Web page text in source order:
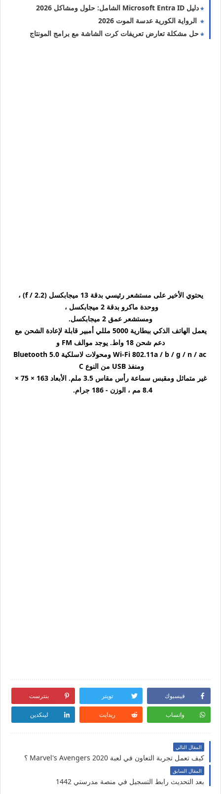
دليل Microsoft Entra ID الشامل: حلول ومشاكل 2026
الرواية الكورية عدسة الموت 2026
حل مشكلة تعارض تعريفات كرت الشاشة مع برامج المونتاج
يحتوي الأخير على مستشعر رئيسي بدقة 13 ميجابكسل (f / 2.2) ،
ووحدة ماكرو بدقة 2 ميجابكسل ،
ومستشعر عمق 2 ميجابكسل.
يعمل الهاتف الذكي ببطارية 5000 مللي أمبير قابلة لإعادة الشحن مع
دعم شحن 18 واط. يوجد موالف FM و
Wi-Fi 802.11a / b / g / n / ac ومحولات لاسلكية Bluetooth 5.0
ومنفذ USB من النوع C
غير متماثل ومقبس سماعة رأس مقاس 3.5 ملم. الأبعاد 163 × 75 ×
8.4 مم ، الوزن - 186 جرام.
فيسبوك تويتر بنترست
واتساب ريدايت لينكدين
المقال التالي
كيف تعمل تجربة التعاون في لعبة Marvel's Avengers 2020 ؟
المقال السابق
بعد التحديث رابط التسجيل في منصة مدرستي 1442